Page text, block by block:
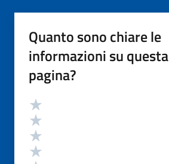
Quanto sono chiare le
informazioni su questa
pagina?
Valutazione